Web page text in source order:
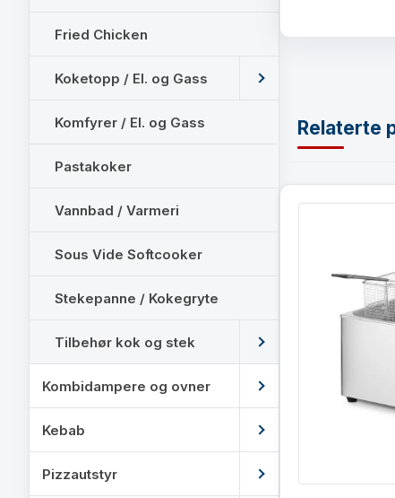
Fried Chicken
Koketopp / El. og Gass
Komfyrer / El. og Gass
Pastakoker
Vannbad / Varmeri
Sous Vide Softcooker
Stekepanne / Kokegryte
Tilbehør kok og stek
Kombidampere og ovner
Kebab
Pizzautstyr
Relaterte